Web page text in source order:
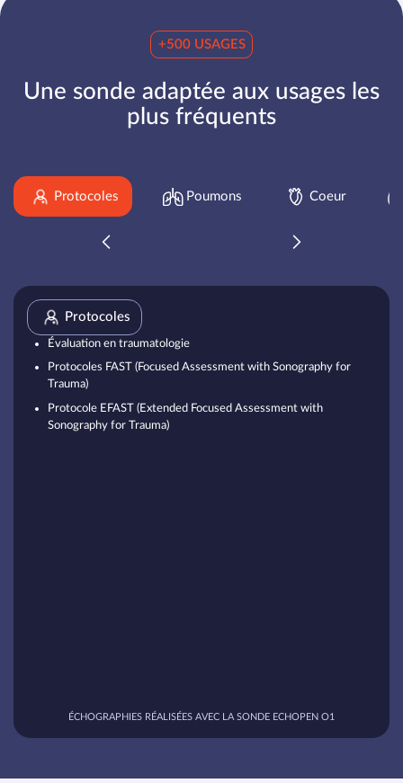
+500 USAGES
Une sonde adaptée aux usages les
plus fréquents
Protocoles Poumons Coeur
Protocoles
Évaluation en traumatologie
Protocoles FAST (Focused Assessment with Sonography for
Trauma)
Protocole EFAST (Extended Focused Assessment with
Sonography for Trauma)
ÉCHOGRAPHIES RÉALISÉES AVEC LA SONDE ECHOPEN O1